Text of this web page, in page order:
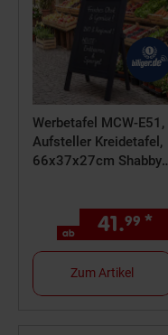
Werbetafel MCW-E51,
Aufsteller Kreidetafel,
66x37x27cm Shabby-
ab 41.99 *
Zum Artikel